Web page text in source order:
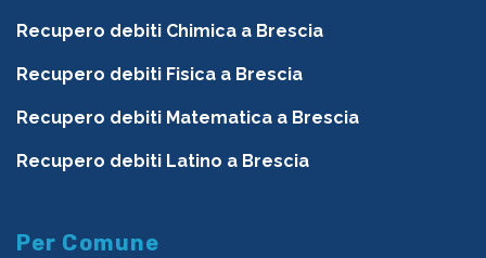
Recupero debiti Chimica a Brescia
Recupero debiti Fisica a Brescia
Recupero debiti Matematica a Brescia
Recupero debiti Latino a Brescia
Per Comune